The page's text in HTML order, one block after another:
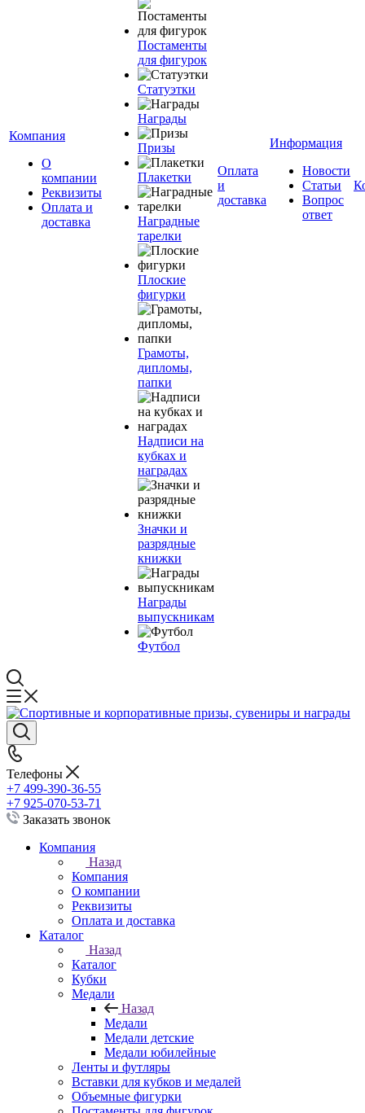
Компания
О
компании
Реквизиты
Оплата и
доставка
Постаменты
для фигурок
Статуэтки
Награды
Призы
Плакетки
Наградные
тарелки
Плоские
фигурки
Грамоты,
дипломы,
папки
Надписи на
кубках и
наградах
Значки и
разрядные
книжки
Награды
выпускникам
Футбол
Оплата
и
доставка
Информация
Новости
Статьи
Вопрос
ответ
Телефоны
+7 499-390-36-55
+7 925-070-53-71
Заказать звонок
Компания
Назад
Компания
О компании
Реквизиты
Оплата и доставка
Каталог
Назад
Каталог
Кубки
Медали
Назад
Медали
Медали детские
Медали юбилейные
Ленты и футляры
Вставки для кубков и медалей
Объемные фигурки